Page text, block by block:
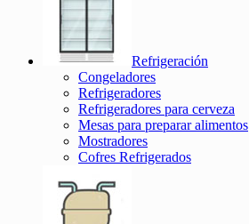
Refrigeración
Congeladores
Refrigeradores
Refrigeradores para cerveza
Mesas para preparar alimentos
Mostradores
Cofres Refrigerados